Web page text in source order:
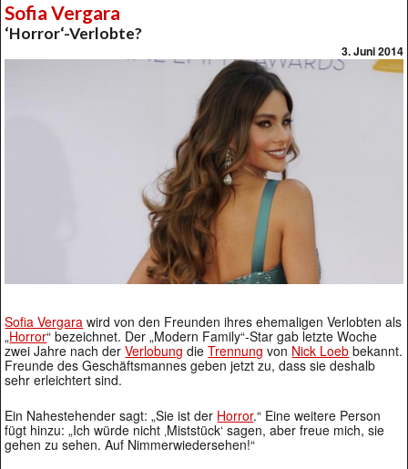
Sofia Vergara
‘Horror‘-Verlobte?
3. Juni 2014
Sofia Vergara wird von den Freunden ihres ehemaligen Verlobten als
„Horror“ bezeichnet. Der „Modern Family“-Star gab letzte Woche
zwei Jahre nach derVerlobung dieTrennung von Nick Loeb bekannt.
Freunde des Geschäftsmannes geben jetzt zu, dass sie deshalb
sehr erleichtert sind.
Ein Nahestehender sagt: „Sie ist der Horror.“ Eine weitere Person
fügt hinzu: „Ich würde nicht ‚Miststück‘ sagen, aber freue mich, sie
gehen zu sehen. Auf Nimmerwiedersehen!“